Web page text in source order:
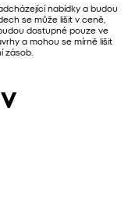
nabídky a budou
se může lišit v ceně,
dostupné pouze ve
a mohou se mírně lišit
zásob.